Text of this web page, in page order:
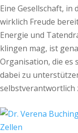
Eine Gesellschaft, in
wirklich Freude
Energie und
klingen mag, ist
Organisation, die es
dabei zu
selbstverantwortlich